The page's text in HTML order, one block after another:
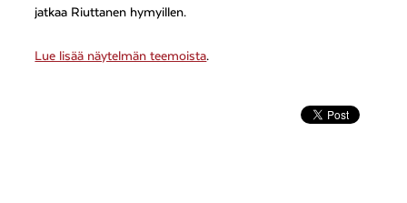
jatkaa Riuttanen hymyillen.
Lue lisää näytelmän teemoista.